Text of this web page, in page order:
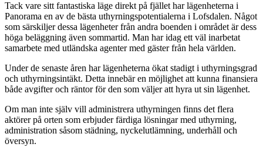
Tack vare sitt fantastiska läge direkt på fjället har lägenheterna i
Panorama en av de bästa uthyrningspotentialerna i Lofsdalen. Något
som särskiljer dessa lägenheter från andra boenden i området är dess
höga beläggning även sommartid. Man har idag ett väl inarbetat
samarbete med utländska agenter med gäster från hela världen.
Under de senaste åren har lägenheterna ökat stadigt i uthyrningsgrad
och uthyrningsintäkt. Detta innebär en möjlighet att kunna finansiera
både avgifter och räntor för den som väljer att hyra ut sin lägenhet.
Om man inte själv vill administrera uthyrningen finns det flera
aktörer på orten som erbjuder färdiga lösningar med uthyrning,
administration såsom städning, nyckelutlämning, underhåll och
översyn.